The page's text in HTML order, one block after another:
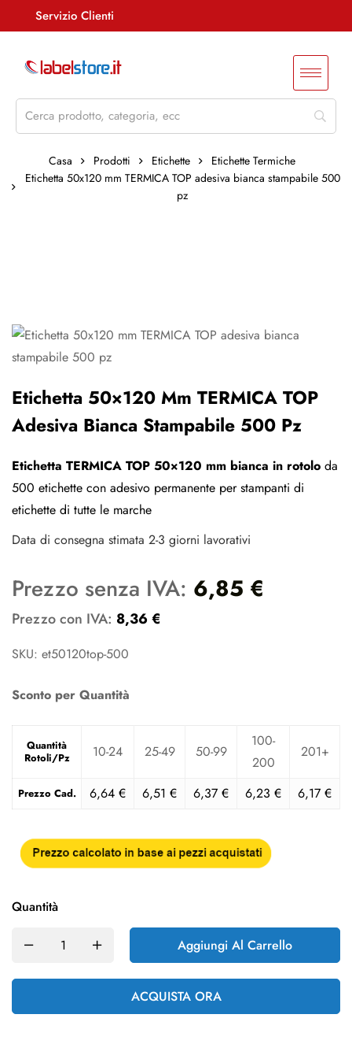
Servizio Clienti
Whatsapp: 3290548762
Casa Prodotti Etichette
Etichette Termiche
Etichetta 50x120 mm TERMICA TOP adesiva bianca stampabile 500
pz
Etichetta 50×120 Mm TERMICA TOP
Adesiva Bianca Stampabile 500 Pz
Etichetta TERMICA TOP 50×120 mm bianca in rotolo da
500 etichette con adesivo permanente per stampanti di
etichette di tutte le marche
Data di consegna stimata 2-3 giorni lavorativi
Prezzo con IVA: 8,36€
Prezzo senza IVA: 6,85 €
SKU: et50120top-500
Sconto per Quantità
Quantità
Rotoli/Pz
10-24 25-49 50-99
100-
200
201+
Prezzo Cad. 6,64 € 6,51 € 6,37 € 6,23 € 6,17 €
Quantità
Aggiungi Al Carrello
ACQUISTA ORA